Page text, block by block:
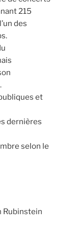
215
des
et
dernières
selon le
Rubinstein